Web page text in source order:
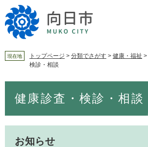
ー
ジ
ニ
ュ
へ
For Foreigners
音声読み上げ
読み上げ 読み上げ設定
ふりがな
現在地 トップページ > 分類でさがす > 健康・福祉 >
検診・相談
健康診査・検診・相談
お知らせ